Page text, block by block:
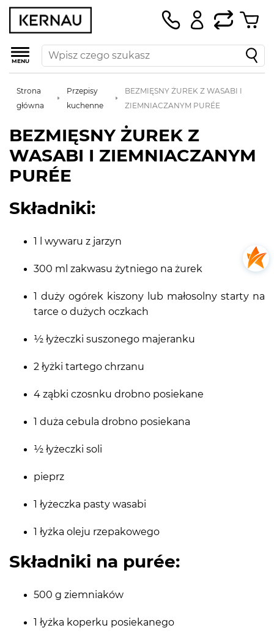
MENU
Strona
główna
Przepisy
kuchenne
BEZMIĘSNY ŻUREK Z WASABI I
ZIEMNIACZANYM PURÉE
BEZMIĘSNY ŻUREK Z
WASABI I ZIEMNIACZANYM
PURÉE
Składniki:
1 l wywaru z jarzyn
300 ml zakwasu żytniego na żurek
1 duży ogórek kiszony lub małosolny starty na
tarce o dużych oczkach
½ łyżeczki suszonego majeranku
2 łyżki tartego chrzanu
4 ząbki czosnku drobno posiekane
1 duża cebula drobno posiekana
½ łyżeczki soli
pieprz
1 łyżeczka pasty wasabi
1 łyżka oleju rzepakowego
Składniki na purée:
500 g ziemniaków
1 łyżka koperku posiekanego